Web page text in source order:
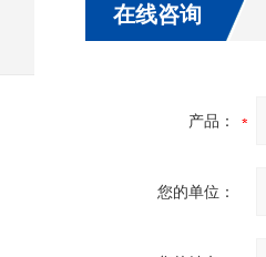
在线咨询
产品：
您的单位：